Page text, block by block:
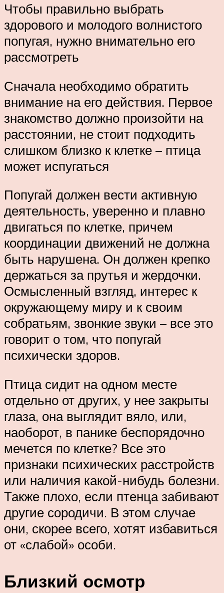
Чтобы правильно выбрать
здорового и молодого волнистого
попугая, нужно внимательно его
рассмотреть
Сначала необходимо обратить
внимание на его действия. Первое
знакомство должно произойти на
расстоянии, не стоит подходить
слишком близко к клетке – птица
может испугаться
Попугай должен вести активную
деятельность, уверенно и плавно
двигаться по клетке, причем
координации движений не должна
быть нарушена. Он должен крепко
держаться за прутья и жердочки.
Осмысленный взгляд, интерес к
окружающему миру и к своим
собратьям, звонкие звуки – все это
говорит о том, что попугай
психически здоров.
Птица сидит на одном месте
отдельно от других, у нее закрыты
глаза, она выглядит вяло, или,
наоборот, в панике беспорядочно
мечется по клетке? Все это
признаки психических расстройств
или наличия какой-нибудь болезни.
Также плохо, если птенца забивают
другие сородичи. В этом случае
они, скорее всего, хотят избавиться
от «слабой» особи.
Близкий осмотр